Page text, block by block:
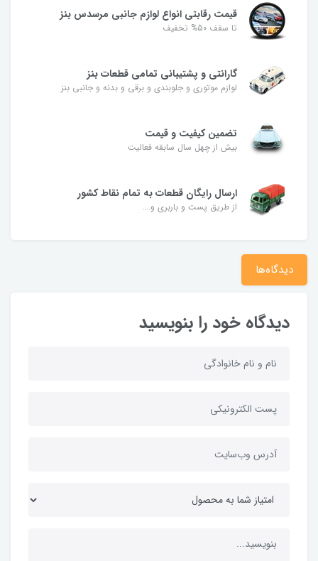
قیمت رقابتی انواع لوازم جانبی مرسدس بنز
تا سقف 50% تخفیف
گارانتی و پشتیبانی تمامی قطعات بنز
لوازم موتوری و جلوبندی و برقی و بدنه و جانبی بنز
تضمین کیفیت و قیمت
بیش از چهل سال سابقه فعالیت
ارسال رایگان قطعات به تمام نقاط کشور
از طریق پست و باربری و....
دیدگاه‌ها
دیدگاه خود را بنویسید